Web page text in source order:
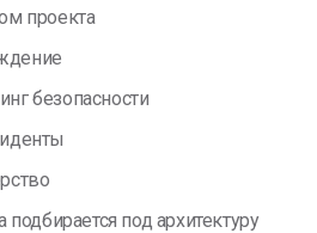
проекта
безопасности
под архитектуру